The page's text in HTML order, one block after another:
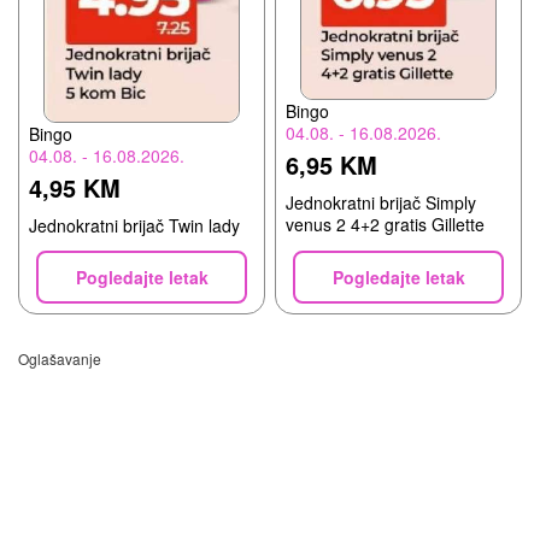
Bingo
04.08. - 16.08.2026.
4,95 KM
Jednokratni brijač Twin lady
Pogledajte letak
Bingo
04.08. - 16.08.2026.
6,95 KM
Jednokratni brijač Simply
venus 2 4+2 gratis Gillette
Pogledajte letak
Oglašavanje